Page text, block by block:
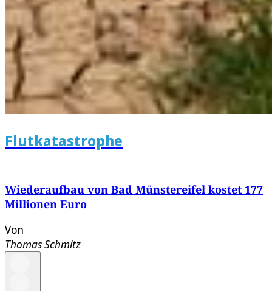
Flutkatastrophe
Wiederaufbau von Bad Münstereifel kostet 177
Millionen Euro
Von
Thomas Schmitz